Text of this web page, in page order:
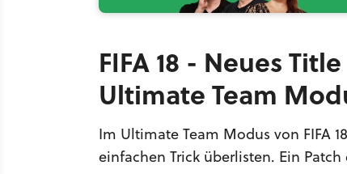
FIFA 18 - Neues
Ultimate Team
Im Ultimate Team Modus von FIFA
einfachen Trick überlisten. Ein